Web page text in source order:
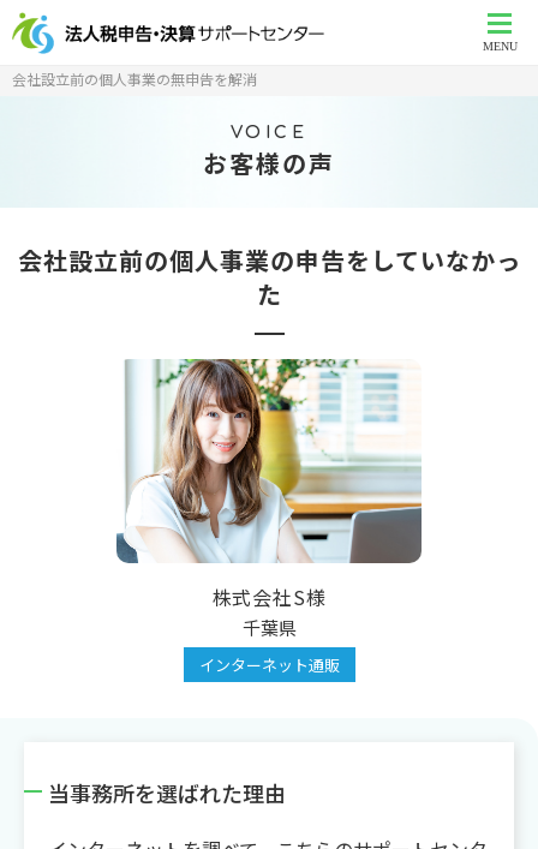
MENU
会社設立前の個人事業の無申告を解消
VOICE
お客様の声
会社設立前の個人事業の申告をしていなかっ
た
株式会社S様
千葉県
インターネット通販
当事務所を選ばれた理由